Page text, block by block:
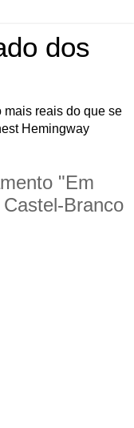
dos
mais reais do que se
Hemingway
"Em
Branco